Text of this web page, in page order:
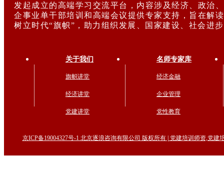
发起成立的高端学习交流平台，内容涉及经济、政治
企事业单干部培训和高端会议提供专家支持，旨在解
树立时代“旗帜”，助力组织发展、国家建设、社会进
关于我们
旗帜讲堂
经济讲堂
党建讲堂
名师专家库
经济金融
企业管理
党性教育
京ICP备19004327号-1 北京逐浪咨询有限公司 版权所有 | 党建培训师资,党